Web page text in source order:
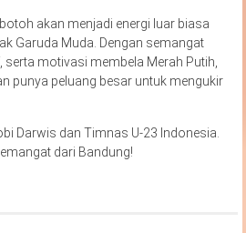
akan menjadi energi luar biasa
Garuda Muda. Dengan semangat
serta motivasi membela Merah Putih,
punya peluang besar untuk mengukir
Darwis dan Timnas U-23 Indonesia.
dari Bandung!